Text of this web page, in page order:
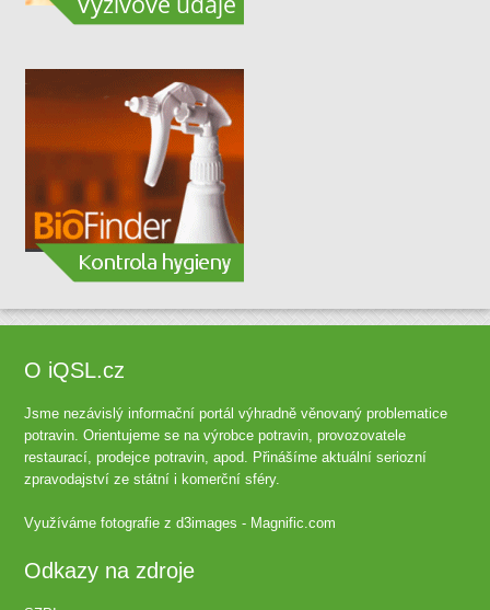
O iQSL.cz
Jsme nezávislý informační portál výhradně věnovaný problematice
potravin. Orientujeme se na výrobce potravin, provozovatele
restaurací, prodejce potravin, apod. Přinášíme aktuální seriozní
zpravodajství ze státní i komerční sféry.
Využíváme fotografie zd3images - Magnific.com
Odkazy na zdroje